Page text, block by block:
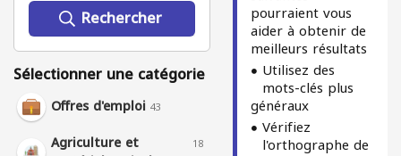
Rechercher
Sélectionner une catégorie
Offres d'emploi 43
Agriculture et 18
pourraient vous
aider à obtenir de
meilleurs résultats
Utilisez des
mots-clés plus
généraux
Vérifiez
l'orthographe de